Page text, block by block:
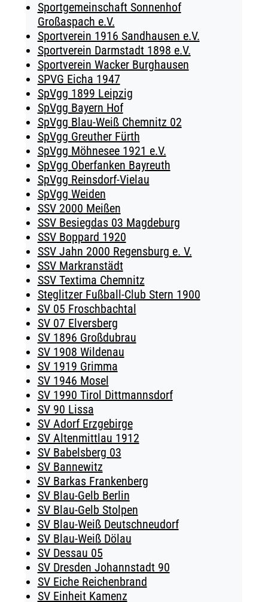
Sportgemeinschaft Sonnenhof
Großaspach e.V.
Sportverein 1916 Sandhausen e.V.
Sportverein Darmstadt 1898 e.V.
Sportverein Wacker Burghausen
SPVG Eicha 1947
SpVgg 1899 Leipzig
SpVgg Bayern Hof
SpVgg Blau-Weiß Chemnitz 02
SpVgg Greuther Fürth
SpVgg Möhnesee 1921 e.V.
SpVgg Oberfanken Bayreuth
SpVgg Reinsdorf-Vielau
SpVgg Weiden
SSV 2000 Meißen
SSV Besiegdas 03 Magdeburg
SSV Boppard 1920
SSV Jahn 2000 Regensburg e. V.
SSV Markranstädt
SSV Textima Chemnitz
Steglitzer Fußball-Club Stern 1900
SV 05 Froschbachtal
SV 07 Elversberg
SV 1896 Großdubrau
SV 1908 Wildenau
SV 1919 Grimma
SV 1946 Mosel
SV 1990 Tirol Dittmannsdorf
SV 90 Lissa
SV Adorf Erzgebirge
SV Altenmittlau 1912
SV Babelsberg 03
SV Bannewitz
SV Barkas Frankenberg
SV Blau-Gelb Berlin
SV Blau-Gelb Stolpen
SV Blau-Weiß Deutschneudorf
SV Blau-Weiß Dölau
SV Dessau 05
SV Dresden Johannstadt 90
SV Eiche Reichenbrand
SV Einheit Kamenz